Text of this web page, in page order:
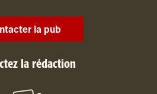
la pub
la rédaction